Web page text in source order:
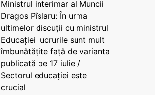
Ministrul interimar al Muncii
Dragos Pîslaru: În urma
ultimelor discuții cu ministrul
Educației lucrurile sunt mult
îmbunătățite față de varianta
publicată pe 17 iulie /
Sectorul educației este
crucial